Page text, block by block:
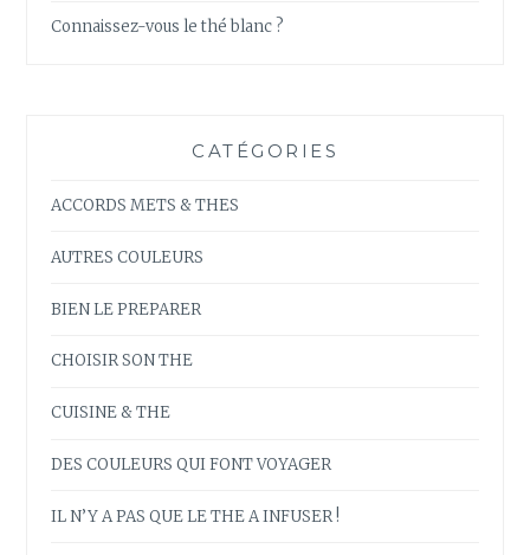
Connaissez-vous le thé blanc ?
CATÉGORIES
ACCORDS METS & THES
AUTRES COULEURS
BIEN LE PREPARER
CHOISIR SON THE
CUISINE & THE
DES COULEURS QUI FONT VOYAGER
IL N’Y A PAS QUE LE THE A INFUSER !